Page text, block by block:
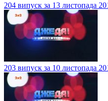
204 випуск за 13 листопада
203 випуск за 10 листопада